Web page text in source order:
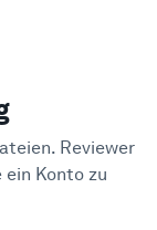
Reviewer
Konto zu